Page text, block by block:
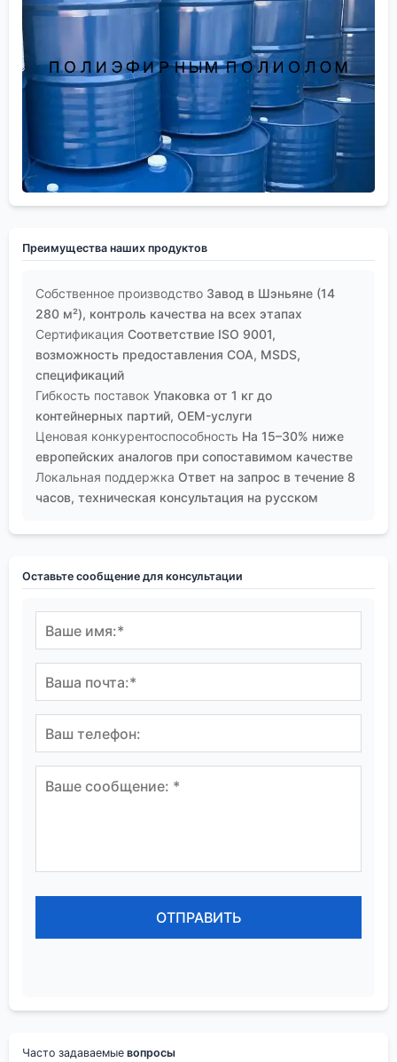
Преимущества наших продуктов
Собственное производство Завод в Шэньяне (14
280 м²), контроль качества на всех этапах
Сертификация Соответствие ISO 9001,
возможность предоставления COA, MSDS,
спецификаций
Гибкость поставок Упаковка от 1 кг до
контейнерных партий, OEM-услуги
Ценовая конкурентоспособность На 15–30% ниже
европейских аналогов при сопоставимом качестве
Локальная поддержка Ответ на запрос в течение 8
часов, техническая консультация на русском
Оставьте сообщение для консультации
Часто задаваемые вопросы